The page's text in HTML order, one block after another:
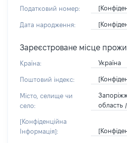
Податковий номер:
Дата народження:
Зареєстроване місце
Країна: Україна
Поштовий індекс:
Місто, селище чи
село:
область
[Конфіденційна
Інформація]: